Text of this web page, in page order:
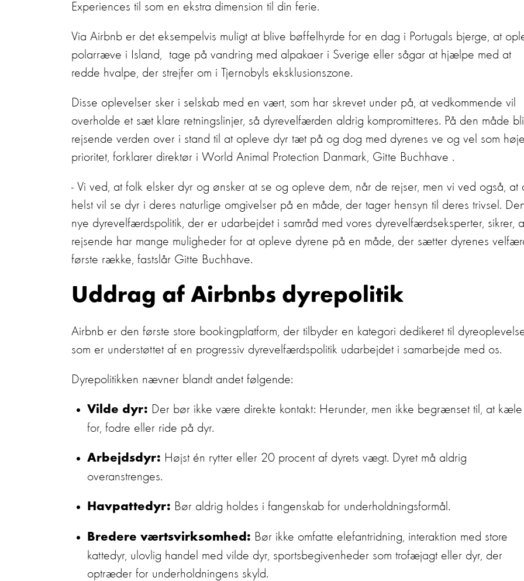
Experiences til som en ekstra dimension til din ferie.
Via Airbnb er det eksempelvis muligt at blive bøffelhyrde for en dag i Portugals bjerge, at
polarræve i Island, tage på vandring med alpakaer i Sverige eller sågar at hjælpe med at
redde hvalpe, der strejfer om i Tjernobyls eksklusionszone.
Disse oplevelser sker i selskab med en vært, som har skrevet under på, at vedkommende vil
overholde et sæt klare retningslinjer, så dyrevelfærden aldrig kompromitteres. På den måde
rejsende verden over i stand til at opleve dyr tæt på og dog med dyrenes ve og vel som
prioritet, forklarer direktør i World Animal Protection Danmark, Gitte Buchhave .
- Vi ved, at folk elsker dyr og ønsker at se og opleve dem, når de rejser, men vi ved også, at
helst vil se dyr i deres naturlige omgivelser på en måde, der tager hensyn til deres trivsel.
nye dyrevelfærdspolitik, der er udarbejdet i samråd med vores dyrevelfærdseksperter, sikrer,
rejsende har mange muligheder for at opleve dyrene på en måde, der sætter dyrenes
første række, fastslår Gitte Buchhave.
Uddrag af Airbnbs dyrepolitik
Airbnb er den første store bookingplatform, der tilbyder en kategori dedikeret til
som er understøttet af en progressiv dyrevelfærdspolitik udarbejdet i samarbejde med os.
Dyrepolitikken nævner blandt andet følgende:
Vilde dyr: Der bør ikke være direkte kontakt: Herunder, men ikke begrænset til, at kæle
for, fodre eller ride på dyr.
Arbejdsdyr: Højst én rytter eller 20 procent af dyrets vægt. Dyret må aldrig
overanstrenges.
Havpattedyr: Bør aldrig holdes i fangenskab for underholdningsformål.
Bredere værtsvirksomhed: Bør ikke omfatte elefantridning, interaktion med store
kattedyr, ulovlig handel med vilde dyr, sportsbegivenheder som trofæjagt eller dyr, der
optræder for underholdningens skyld.